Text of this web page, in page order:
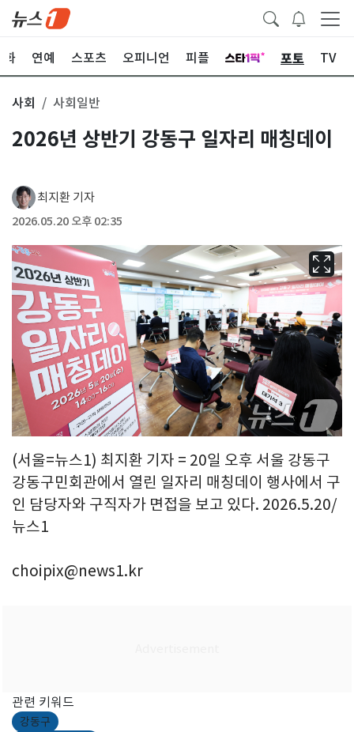
화 연예 스포츠 오피니언 피플 포토 TV
사회 사회일반
2026년 상반기 강동구 일자리 매칭데이
최지환 기자
2026.05.20 오후 02:35
(서울=뉴스1) 최지환 기자 = 20일 오후 서울 강동구
강동구민회관에서 열린 일자리 매칭데이 행사에서 구
인 담당자와 구직자가 면접을 보고 있다. 2026.5.20/
뉴스1
choipix@news1.kr
관련 키워드
강동구